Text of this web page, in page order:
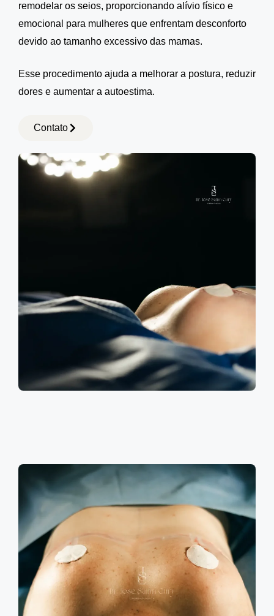
remodelar os seios, proporcionando alívio físico e
emocional para mulheres que enfrentam desconforto
devido ao tamanho excessivo das mamas.
Esse procedimento ajuda a melhorar a postura, reduzir
dores e aumentar a autoestima.
Contato